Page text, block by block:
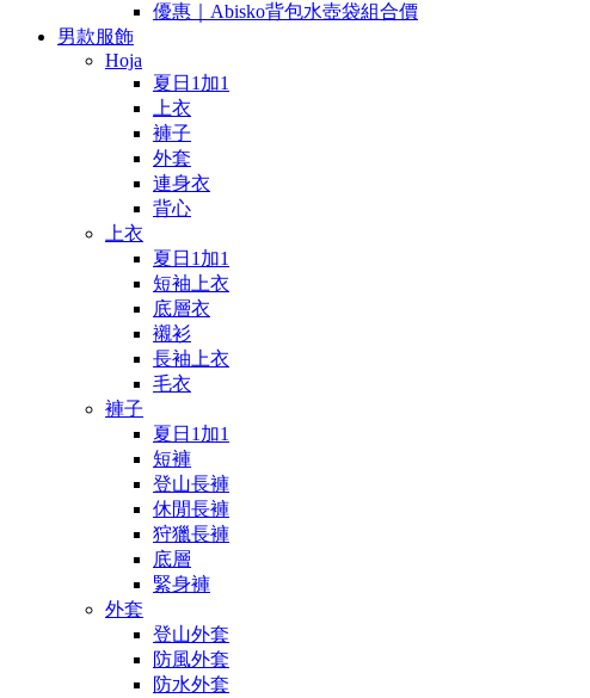
優惠｜Abisko背包水壺袋組合價
男款服飾
Hoja
夏日1加1
上衣
褲子
外套
連身衣
背心
上衣
夏日1加1
短袖上衣
底層衣
襯衫
長袖上衣
毛衣
褲子
夏日1加1
短褲
登山長褲
休閒長褲
狩獵長褲
底層
緊身褲
外套
登山外套
防風外套
防水外套